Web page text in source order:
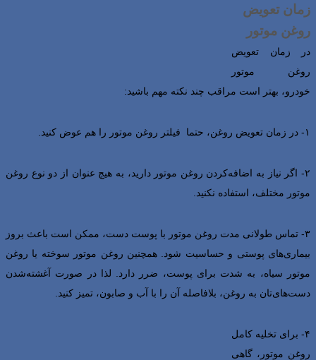
زمان تعویض
روغن موتور
در زمان تعویض
روغن موتور
خودرو، بهتر است مراقب چند نکته مهم باشید:
۱- در زمان تعویض روغن، حتما فیلتر روغن موتور را هم عوض کنید.
۲- اگر نیاز به اضافه‌کردن روغن موتور دارید، به هیچ عنوان از دو نوع روغن
موتور مختلف، استفاده نکنید.
۳- تماس طولانی مدت روغن موتور با پوست دست، ممکن است باعث بروز
بیماری‌های پوستی و حساسیت شود. همچنین روغن موتور سوخته یا روغن
موتور سیاه، به شدت برای پوست، ضرر دارد. لذا در صورت آغشته‌شدن
دست‌های‌تان به روغن، بلافاصله آن را با آب و صابون، تمیز کنید.
۴- برای تخلیه کامل
روغن موتور، گاهی